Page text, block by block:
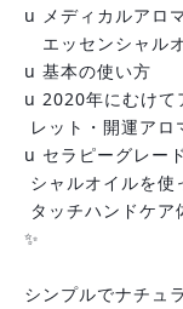
u メディカルアロ
エッセンシャル
u 基本の使い方
u 2020年にむけて
レット・開運アロ
u セラピーグレー
シャルオイルを使
タッチハンドケア
✨
シンプルでナチュ